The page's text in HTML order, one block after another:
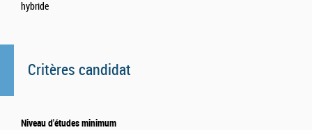
hybride
Critères candidat
Niveau d'études minimum